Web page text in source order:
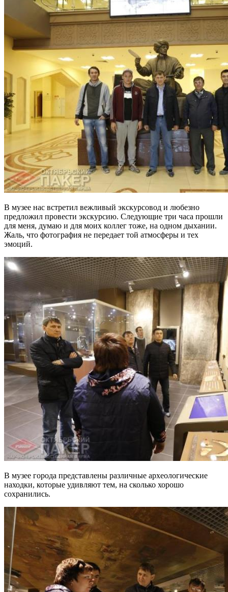
В музее нас встретил вежливый экскурсовод и любезно
предложил провести экскурсию. Следующие три часа прошли
для меня, думаю и для моих коллег тоже, на одном дыхании.
Жаль, что фотография не передает той атмосферы и тех
эмоций.
В музее города представлены различные археологические
находки, которые удивляют тем, на сколько хорошо
сохранились.